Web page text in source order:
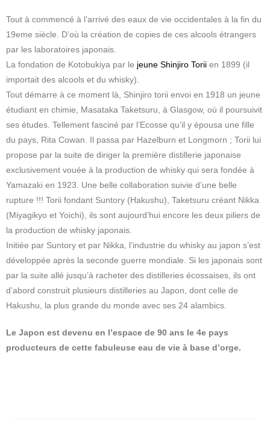
Tout à commencé à l’arrivé des eaux de vie occidentales à la fin du
19eme siècle. D’où la création de copies de ces alcools étrangers
par les laboratoires japonais.
La fondation de Kotobukiya par le jeune Shinjiro Torii en 1899 (il
importait des alcools et du whisky).
Tout démarre à ce moment là, Shinjiro torii envoi en 1918 un jeune
étudiant en chimie, Masataka Taketsuru, à Glasgow, où il poursuivit
ses études. Tellement fasciné par l’Ecosse qu’il y épousa une fille
du pays, Rita Cowan. Il passa par Hazelburn et Longmorn ; Torii lui
propose par la suite de diriger la première distillerie japonaise
exclusivement vouée à la production de whisky qui sera fondée à
Yamazaki en 1923. Une belle collaboration suivie d’une belle
rupture !!! Torii fondant Suntory (Hakushu), Taketsuru créant Nikka
(Miyagikyo et Yoichi), ils sont aujourd’hui encore les deux piliers de
la production de whisky japonais.
Initiée par Suntory et par Nikka, l’industrie du whisky au japon s’est
développée après la seconde guerre mondiale. Si les japonais sont
par la suite allé jusqu’à racheter des distilleries écossaises, ils ont
d’abord construit plusieurs distilleries au Japon, dont celle de
Hakushu, la plus grande du monde avec ses 24 alambics.
Le Japon est devenu en l’espace de 90 ans le 4e pays
producteurs de cette fabuleuse eau de vie à base d’orge.